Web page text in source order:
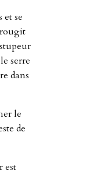
et se
serre
dans
le
de
est